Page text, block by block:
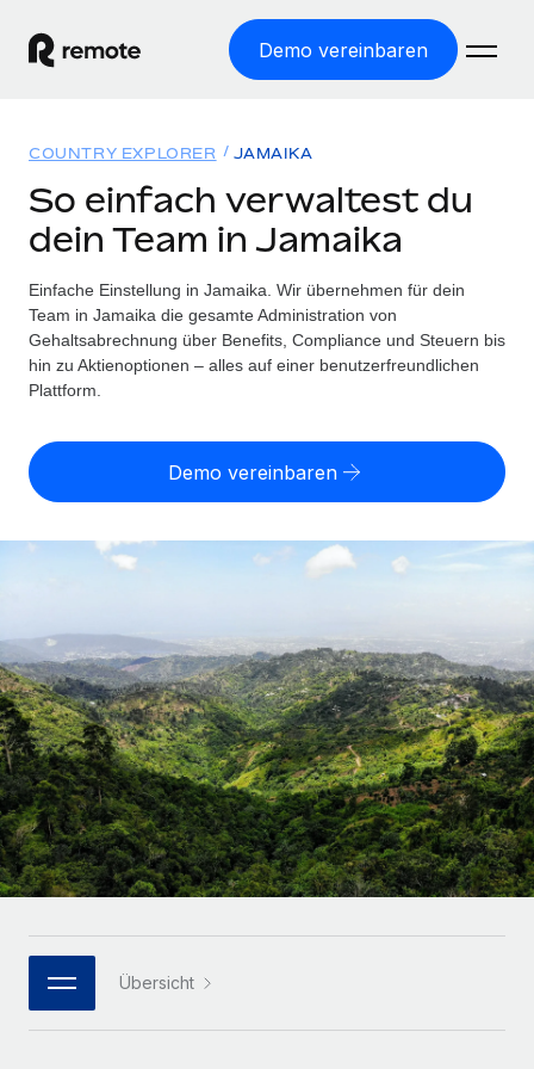
Demo vereinbaren
WELTWEITE BESCHÄFTIGUNG
Globale Payroll
Einfache, rechtssicher Payroll
Employer of Record
Weltweites Wachstum ohne Kosten für Niederlassungen
Contractor of Record
Rechtssichere, weltweite Arbeit mit Freelancer:innen
Globales Onboarding und Verwalten von
Freelancer:innen
Auslagern von komplexen HR-Aufgaben
INFRASTRUKTUR
Remote Embedded
Nahtlose Integration der HR in bestehende Abläufe
Plattform
Integrierte HR-Kernfunktionen für dein Team
MCP
Integrationen
Lösungen
WELTWEITE ABDECKUNG
Country Explorer
Länderspezifische Unterstützung bei der Einstellung
Einfache Einstellung in allen US-Bundesstaaten
Startups
Agile HR- und Payroll-Lösungen für wachsende
Unternehmen
Mittelstand
Maßgeschneiderte HR-Lösungen, um Teams zu
vergrößern
Enterprise
Globale HR für Konzerne und Großunternehmen
PARTNER WERDEN
Flexible Einbettung von Global-HR-Funktionen in deine
Ressourcen
TOOLS UND RECHNER
Scheinselbstständigkeitsrisiko berechnen
Personalkostenrechner
Gesamtbeschäftigungskosten
Informationen zu möglichen Währungen und
Abwicklungsfristen für globale Freelancer:innen
LERNEN MIT REMOTE
Forschung und Leitfäden
Fallstudien
HR-Glossar
Bibliothek für Stellenbeschreibungen
Webinare
Preise
Français
Deutsch
Español
Italiano
Português (Portugal)
한국어
COUNTRY EXPLORER JAMAIKA
So einfach verwaltest du
dein Team in Jamaika
Einfache Einstellung in Jamaika. Wir übernehmen für dein
Team in Jamaika die gesamte Administration von
Gehaltsabrechnung über Benefits, Compliance und Steuern bis
hin zu Aktienoptionen – alles auf einer benutzerfreundlichen
Plattform.
Demo vereinbaren
Übersicht